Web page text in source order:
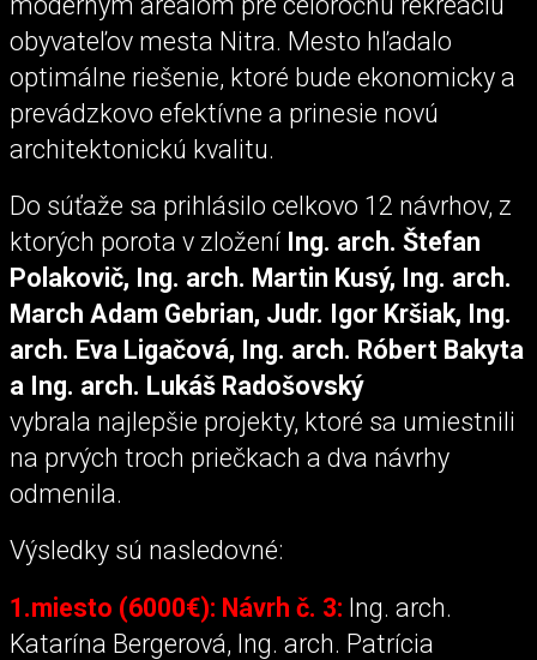
obyvateľov mesta Nitra. Mesto hľadalo
optimálne riešenie, ktoré bude ekonomicky a
prevádzkovo efektívne a prinesie novú
architektonickú kvalitu.
Do súťaže sa prihlásilo celkovo 12 návrhov, z
ktorých porota v zložení Ing. arch. Štefan
Polakovič, Ing. arch. Martin Kusý, Ing. arch.
March Adam Gebrian, Judr. Igor Kršiak, Ing.
arch. Eva Ligačová, Ing. arch. Róbert Bakyta
a Ing. arch. Lukáš Radošovský
vybrala najlepšie projekty, ktoré sa umiestnili
na prvých troch priečkach a dva návrhy
odmenila.
Výsledky sú nasledovné:
1.miesto (6000€): Návrh č. 3: Ing. arch.
Katarína Bergerová, Ing. arch. Patrícia